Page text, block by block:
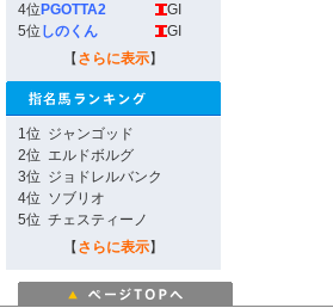
4位 PGOTTA2
GI
5位 しのくん
GI
【 さらに表示】
1位 ジャンゴッド
2位 エルドボルグ
3位 ジョドレルバンク
4位 ソブリオ
5位 チェスティーノ
【 さらに表示】